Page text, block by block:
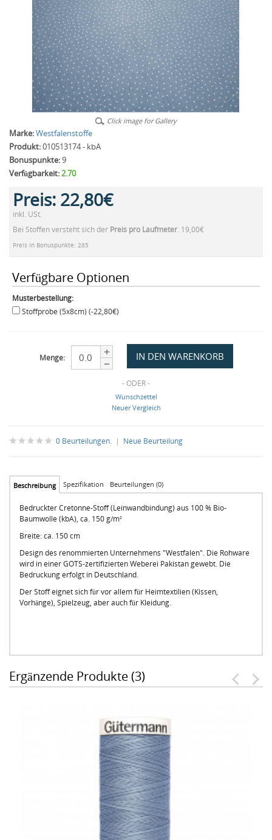
Click image for Gallery
Marke:Westfalenstoffe
Produkt:010513174 - kbA
Bonuspunkte:9
Verfügbarkeit:2.70
Preis: 22,80€
inkl. USt.
Bei Stoffen versteht sich der Preis pro Laufmeter. 19,00€
Preis in Bonuspunkte: 285
Verfügbare Optionen
Musterbestellung:
Stoffprobe (5x8cm) (-22,80€)
Menge:
- ODER -
Wunschzettel
Neuer Vergleich
0 Beurteilungen. | Neue Beurteilung
Beschreibung Spezifikation Beurteilungen (0)
Bedruckter Cretonne-Stoff (Leinwandbindung) aus 100 % Bio-
Baumwolle (kbA), ca. 150 g/m²
Breite: ca. 150 cm
Design des renommierten Unternehmens "Westfalen". Die Rohware
wird in einer GOTS-zertifizierten Weberei Pakistan gewebt. Die
Bedruckung erfolgt in Deutschland.
Der Stoff eignet sich für vor allem für Heimtextilien (Kissen,
Vorhänge), Spielzeug, aber auch für Kleidung.
Ergänzende Produkte (3)